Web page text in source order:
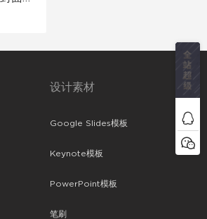
设计素材
Google Slides模板
Keynote模板
PowerPoint模板
笔刷